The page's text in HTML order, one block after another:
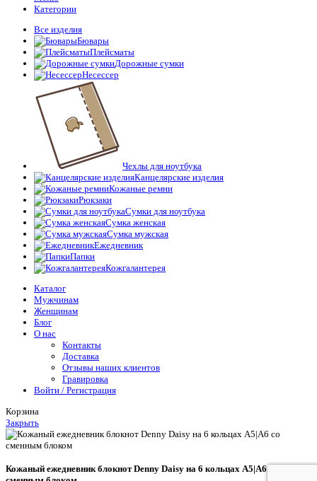
Категории
Все изделия
Бювары
Плейсматы
Дорожные сумки
Несессер
Чехлы для ноутбука
Канцелярские изделия
Кожаные ремни
Рюкзаки
Сумки для ноутбука
Сумка женская
Сумка мужская
Ежедневник
Папки
Кожгалантерея
Каталог
Мужчинам
Женщинам
Блог
О нас
Контакты
Доставка
Отзывы наших клиентов
Гравировка
Войти / Регистрация
Корзина
Закрыть
Кожаный ежедневник блокнот Denny Daisy на 6 кольцах А5|A6 со